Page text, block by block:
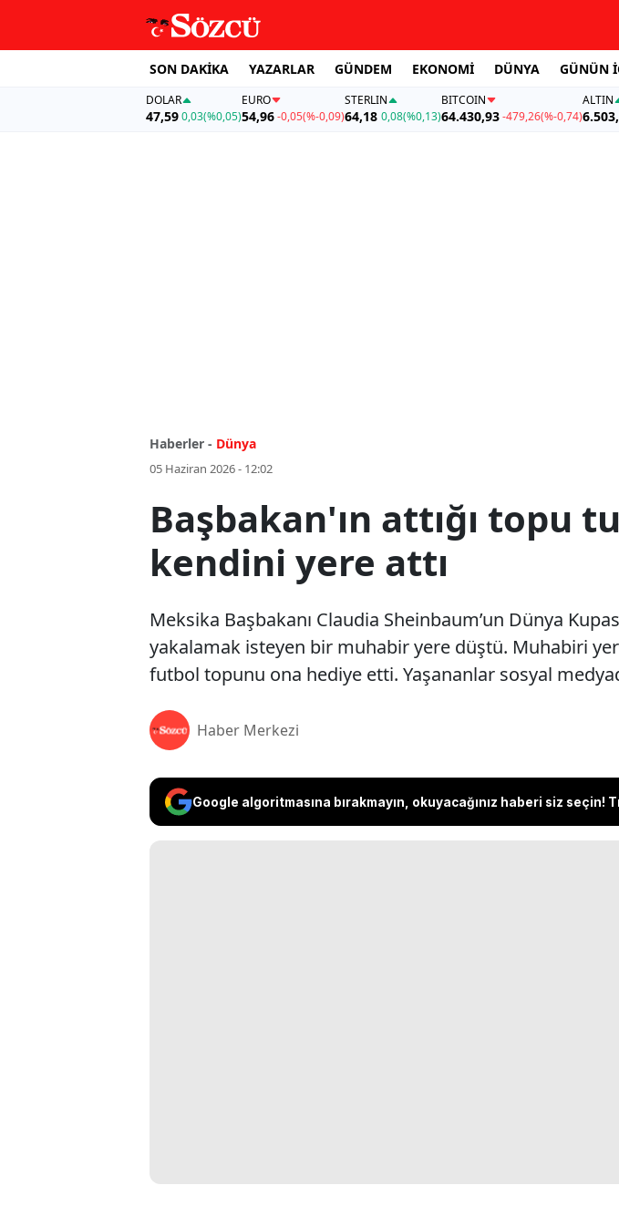
SON DAKİKA YAZARLAR GÜNDEM EKONOMİ DÜNYA GÜNÜN
DOLAR
47,590,03(%0,05)
EURO
54,96 -0,05(%-0,09)
STERLIN
64,18 0,08(%0,13)
BITCOIN
64.430,93-479,26(%-0,74)
ALTIN
Haberler - Dünya
05 Haziran 2026 - 12:02
Başbakan'ın attığı topu
kendini yere attı
Meksika Başbakanı Claudia Sheinbaum’un Dünya
yakalamak isteyen bir muhabir yere düştü. Muhabiri
futbol topunu ona hediye etti. Yaşananlar sosyal
Haber Merkezi
Google algoritmasına bırakmayın, okuyacağınız haberi siz seçin!